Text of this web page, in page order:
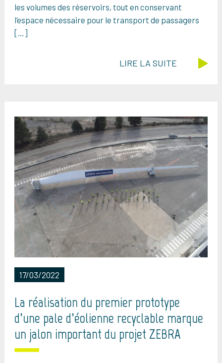
les volumes des réservoirs, tout en conservant
l’espace nécessaire pour le transport de passagers
[…]
LIRE LA SUITE
17/03/2022
La réalisation du premier prototype
d’une pale d’éolienne recyclable marque
un jalon important du projet ZEBRA